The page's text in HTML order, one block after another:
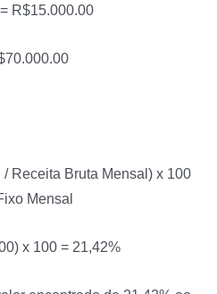
R$15.000.00
Receita Bruta Mensal) x 100
Mensal
x 100 = 21,42%